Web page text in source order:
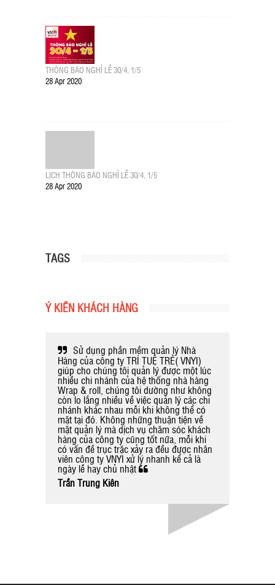
THÔNG BÁO NGHỈ LỄ 30/4, 1/5
28 Apr 2020
LỊCH THÔNG BÁO NGHỈ LỄ 30/4, 1/5
28 Apr 2020
TAGS
Ý KIẾN KHÁCH HÀNG
Sử dụng phần mềm quản lý Nhà
Hàng của công ty TRÍ TUỆ TRẺ( VNYI)
giúp cho chúng tôi quản lý được một lúc
nhiều chi nhánh của hệ thống nhà hàng
Wrap & roll, chúng tôi dường như không
còn lo lắng nhiều về việc quản lý các chi
nhánh khác nhau mỗi khi không thể có
mặt tại đó. Không những thuận tiện về
mặt quản lý mà dịch vụ chăm sóc khách
hàng của công ty cũng tốt nữa, mỗi khi
có vấn đề trục trặc xảy ra đều được nhân
viên công ty VNYI xử lý nhanh kể cả là
ngày lễ hay chủ nhật
Trần Trung Kiên